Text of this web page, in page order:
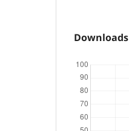
Downloads